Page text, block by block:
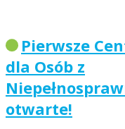
Pierwsze
dla Osób z
otwarte!